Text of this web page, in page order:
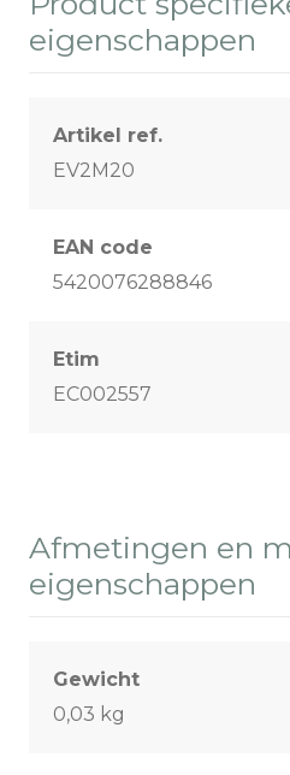
eigenschappen
Artikel ref.
EV2M20
EAN code
5420076288846
Etim
EC002557
Afmetingen en
eigenschappen
Gewicht
0,03 kg